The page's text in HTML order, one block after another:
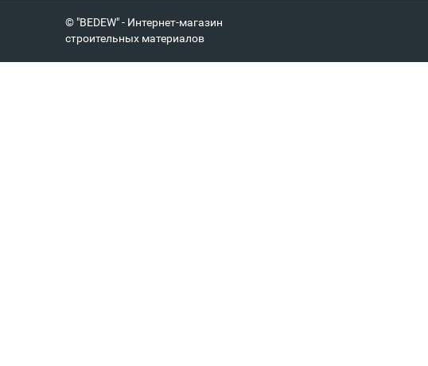
© "BEDEW" - Интернет-магазин
строительных материалов